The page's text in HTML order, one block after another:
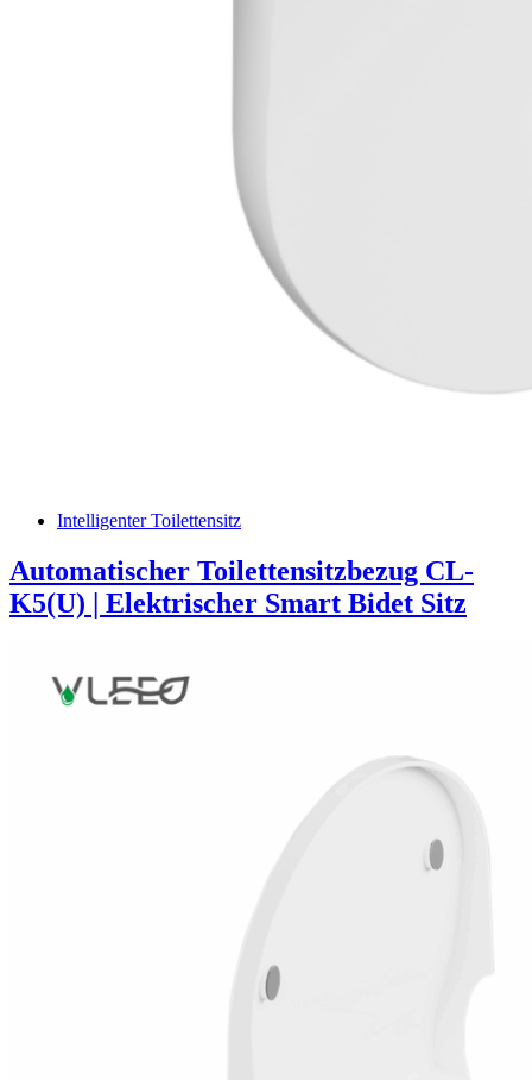
Intelligenter Toilettensitz
Automatischer Toilettensitzbezug CL-
K5(U) | Elektrischer Smart Bidet Sitz